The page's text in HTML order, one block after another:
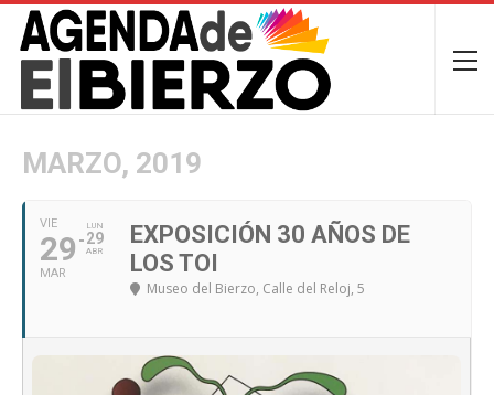
MARZO, 2019
VIE
29
MAR
LUN
29
ABR
EXPOSICIÓN 30 AÑOS DE
LOS TOI
Museo del Bierzo, Calle del Reloj, 5